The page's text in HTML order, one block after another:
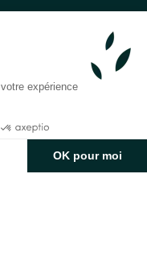
expérience
OK pour moi
|